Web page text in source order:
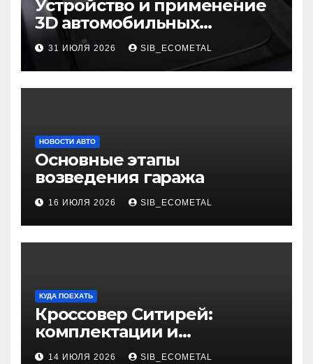
Устройство и применение
3D автомобильных
ковриков
31 ИЮЛЯ 2026 SIB_ECOMETAL
НОВОСТИ АВТО
Основные этапы
возведения гаража
16 ИЮЛЯ 2026 SIB_ECOMETAL
КУДА ПОЕХАТЬ
Кроссовер Ситирей:
комплектации и
характеристики
14 ИЮЛЯ 2026 SIB_ECOMETAL